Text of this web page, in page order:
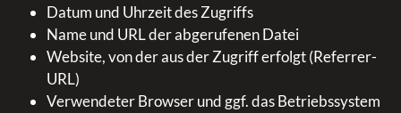
Datum und Uhrzeit des Zugriffs
Name und URL der abgerufenen Datei
Website, von der aus der Zugriff erfolgt (Referrer-
URL)
Verwendeter Browser und ggf. das Betriebssystem